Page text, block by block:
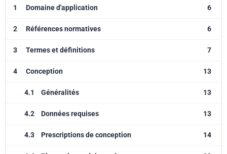
1 Domaine d'application 6
2 Références normatives 6
3 Termes et définitions 7
4 Conception 13
4.1 Généralités 13
4.2 Données requises 13
4.3 Prescriptions de conception 14